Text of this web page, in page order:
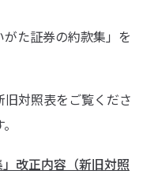
た証券の約款集」を
対照表をご覧くださ
」改正内容（新旧対照